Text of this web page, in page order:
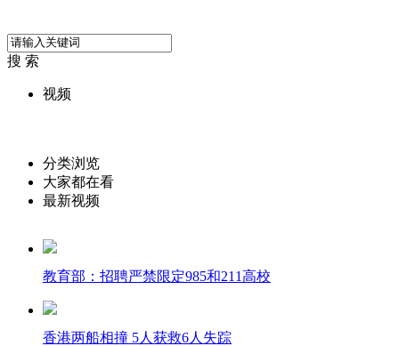
搜 索
视频
分类浏览
大家都在看
最新视频
教育部：招聘严禁限定985和211高校
香港两船相撞 5人获救6人失踪